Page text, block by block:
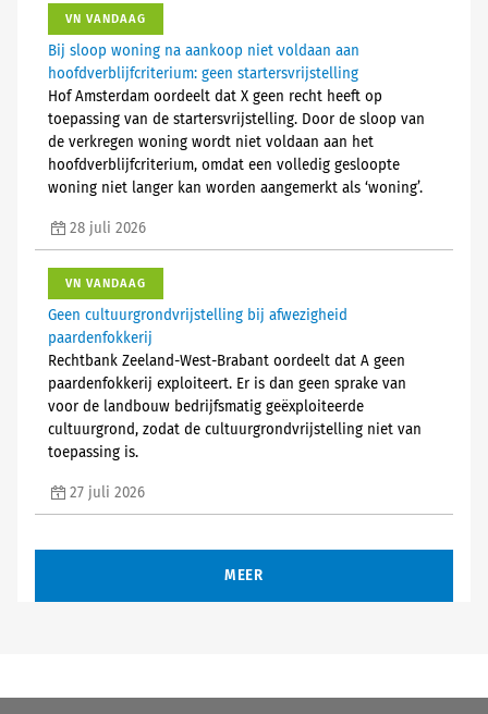
VN VANDAAG
Bij sloop woning na aankoop niet voldaan aan
hoofdverblijfcriterium: geen startersvrijstelling
Hof Amsterdam oordeelt dat X geen recht heeft op
toepassing van de startersvrijstelling. Door de sloop van
de verkregen woning wordt niet voldaan aan het
hoofdverblijfcriterium, omdat een volledig gesloopte
woning niet langer kan worden aangemerkt als ‘woning’.
28 juli 2026
VN VANDAAG
Geen cultuurgrondvrijstelling bij afwezigheid
paardenfokkerij
Rechtbank Zeeland-West-Brabant oordeelt dat A geen
paardenfokkerij exploiteert. Er is dan geen sprake van
voor de landbouw bedrijfsmatig geëxploiteerde
cultuurgrond, zodat de cultuurgrondvrijstelling niet van
toepassing is.
27 juli 2026
MEER